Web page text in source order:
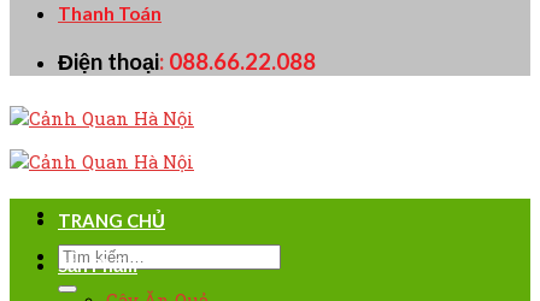
Thanh Toán
Điện thoại: 088.66.22.088
TRANG CHỦ
Sản Phẩm